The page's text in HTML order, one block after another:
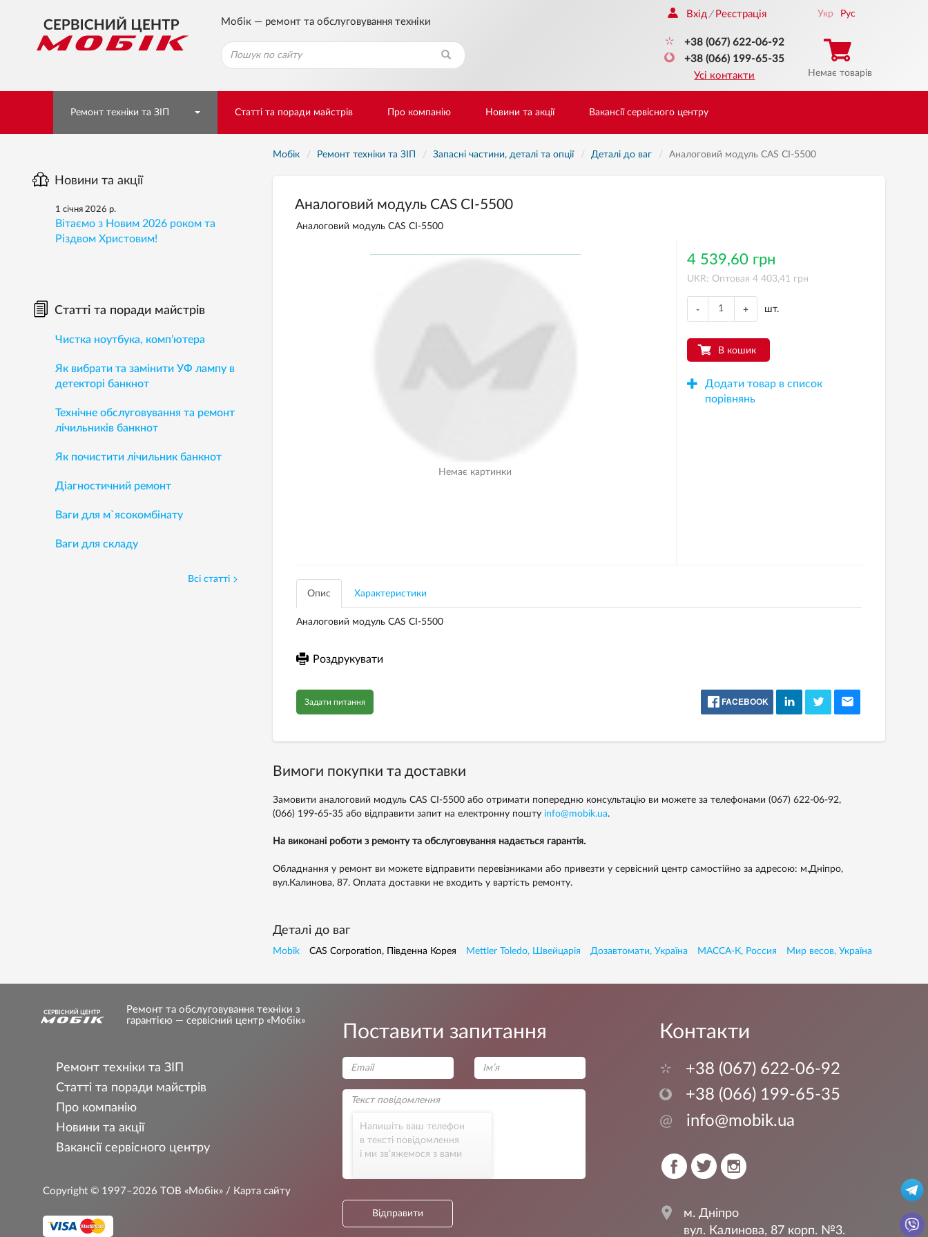
Мобік — ремонт та обслуговування техніки
Вхід / Реєстрація
+38 (067) 622-06-92
+38 (066) 199-65-35
Усі контакти
Укр Рус
Немає товарів
Ремонт техніки та ЗІП Статті та поради майстрів Про компанію Новини та акції Вакансії сервісного центру
Мобік Ремонт техніки та ЗІП Запасні частини, деталі та опції Деталі до ваг Аналоговий модуль CAS CI-5500
Аналоговий модуль CAS CI-5500
Аналоговий модуль CAS CI-5500
4 539,60 грн
UKR: Оптовая 4 403,41 грн
Немає картинки
- + шт.
В кошик
Додати товар в список
порівнянь
Опис Характеристики
Аналоговий модуль CAS CI-5500
Роздрукувати
Задати питання FACEBOOK
Вимоги покупки та доставки
Замовити аналоговий модуль CAS CI-5500 або отримати попередню консультацію ви можете за телефонами (067) 622-06-92,
(066) 199-65-35або відправити запит на електронну пошту info@mobik.ua.
На виконані роботи з ремонту та обслуговування надається гарантія.
Обладнання у ремонт ви можете відправити перевізниками або привезти у сервісний центр самостійно за адресою: м.Дніпро,
вул.Калинова, 87. Оплата доставки не входить у вартість ремонту.
Деталі до ваг
Mobik CAS Corporation, Південна Корея Mettler Toledo, Швейцарія Дозавтомати, Україна МАССА-К, Россия Мир весов, Україна
Новини та акції
1 січня 2026 р.
Вітаємо з Новим 2026 роком та
Різдвом Христовим!
Статті та поради майстрів
Чистка ноутбука, комп’ютера
Як вибрати та замінити УФ лампу в
детекторі банкнот
Технічне обслуговування та ремонт
лічильників банкнот
Як почистити лічильник банкнот
Діагностичний ремонт
Ваги для м`ясокомбінату
Ваги для складу
Всі статті
Ремонт та обслуговування техніки з
гарантією — сервісний центр «Мобік»
Ремонт техніки та ЗІП
Статті та поради майстрів
Про компанію
Новини та акції
Вакансії сервісного центру
Copyright © 1997–2026 ТОВ «Мобік» / Карта сайту
Поставити запитання
Напишіть ваш телефон
в тексті повідомлення
і ми зв’яжемося з вами
Відправити
Контакти
+38 (067) 622-06-92
+38 (066) 199-65-35
@ info@mobik.ua
м. Дніпро
вул. Калинова, 87 корп. №3.